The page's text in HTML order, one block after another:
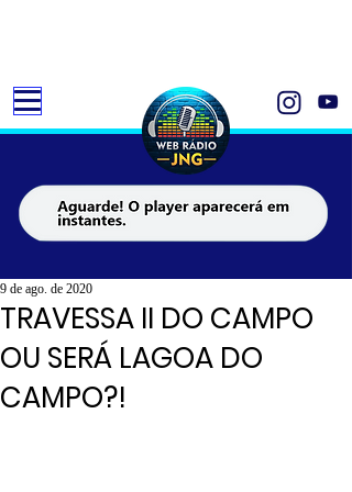
TRAVESSA II DO CAMPO
OU SERÁ LAGOA DO
CAMPO?!
9 de ago. de 2020